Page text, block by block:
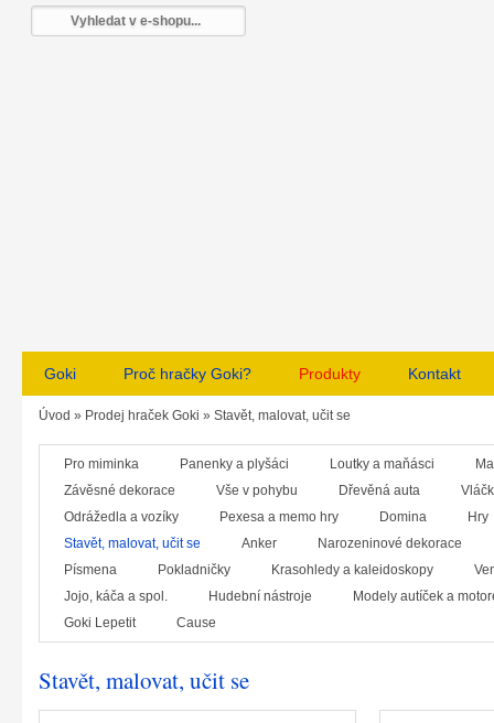
Goki Proč hračky Goki? Produkty Kontakt
Úvod » Prodej hraček Goki » Stavět, malovat, učit se
Pro miminka Panenky a plyšáci Loutky a maňásci
Závěsné dekorace
Vše v pohybu Dřevěná auta
Odrážedla a vozíky
Pexesa a memo hry Domina
Hry
Stavět, malovat, učit se
Anker
Narozeninové dekorace
Písmena
Pokladničky Krasohledy a kaleidoskopy
Jojo, káča a spol.
Hudební nástroje
Modely autíček a
Goki Lepetit
Cause
Stavět, malovat, učit se